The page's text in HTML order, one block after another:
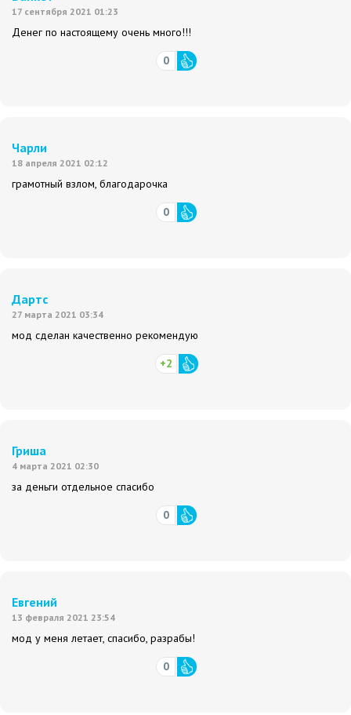
17 сентября 2021 01:23
Денег по настоящему очень много!!!
0
Чарли
18 апреля 2021 02:12
грамотный взлом, благодарочка
0
Дартс
27 марта 2021 03:34
мод сделан качественно рекомендую
+2
Гриша
4 марта 2021 02:30
за деньги отдельное спасибо
0
Евгений
13 февраля 2021 23:54
мод у меня летает, спасибо, разрабы!
0